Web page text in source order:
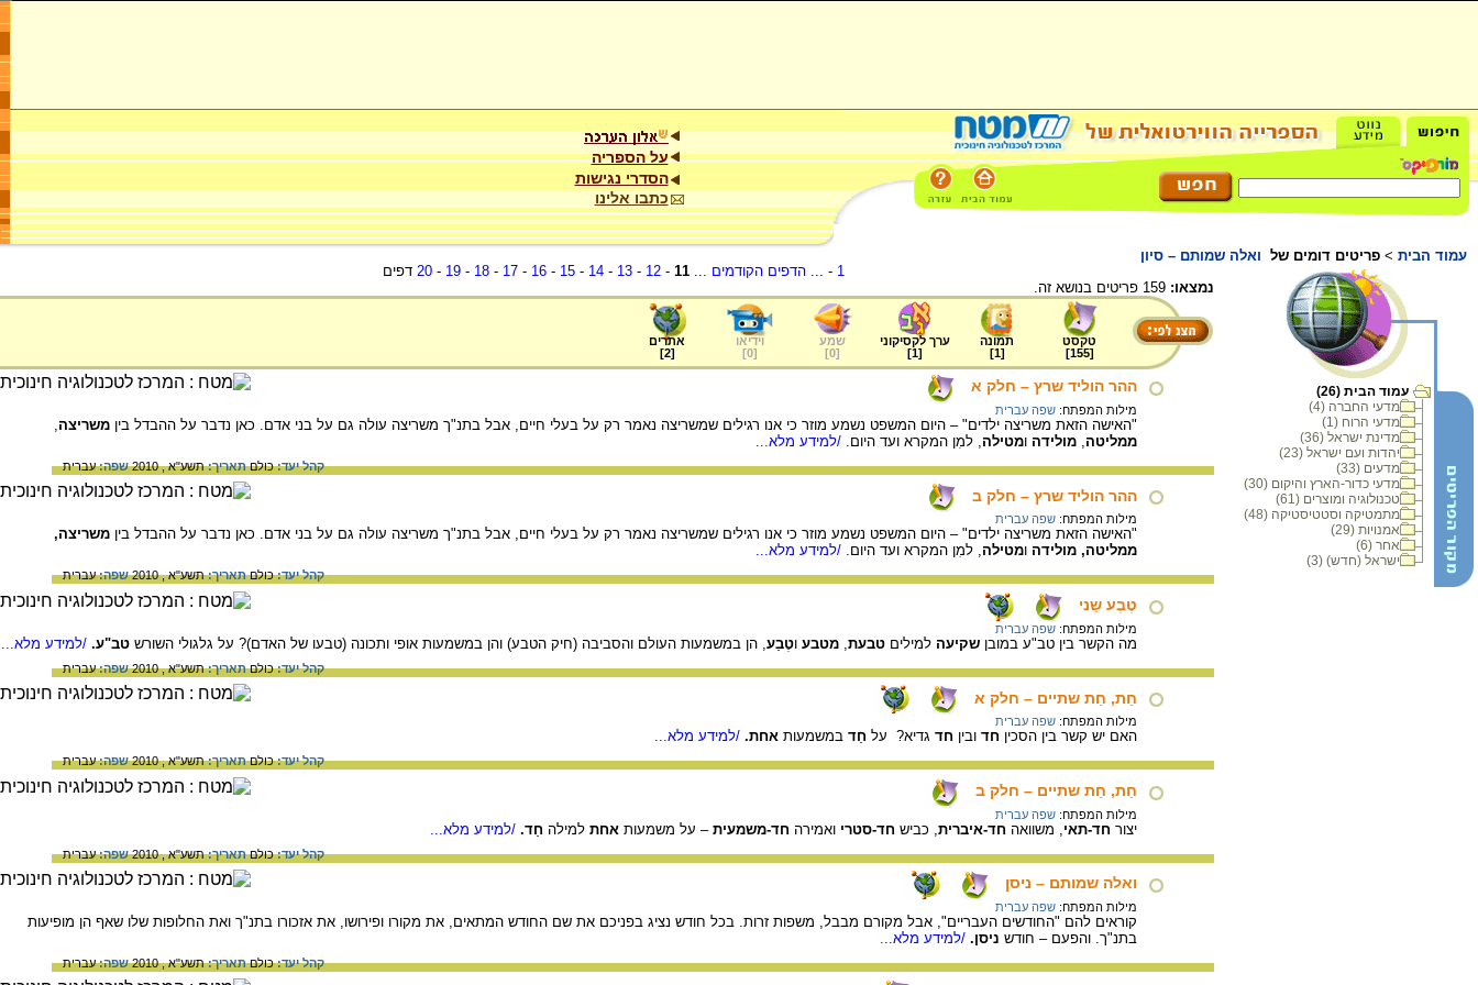
על הספריה
הסדרי נגישות
כתבו אלינו
עמוד הבית > פריטים דומים של ואלה שמותם – סיון
עמוד הבית (26)
מדעי החברה (4)
מדעי הרוח (1)
מדינת ישראל (36)
יהדות ועם ישראל (23)
מדעים (33)
מדעי כדור-הארץ והיקום (30)
טכנולוגיה ומוצרים (61)
מתמטיקה וסטטיסטיקה (48)
אמנויות (29)
אחר (6)
ישראל (חדש) (3)
1
- ... הדפים הקודמים ...
11
-
12
-
13
-
14
-
15
-
16
-
17
-
18
-
19
-
20 דפים
נמצאו:
טקסט
[
155
]
תמונה
[
1
]
ערך לקסיקוני
[
1
]
שמע
[
0
]
וידיאו
[
0
]
אתרים
[
2
]
ההר הוליד שרץ – חלק א
מילות המפתח: שפה עברית
"האישה הזאת משריצה ילדים" – היום המשפט נשמע מוזר כי אנו רגילים שמשריצה נאמר רק על בעלי חיים, אבל בתנ"ך משריצה עולה גם על בני אדם. כאן נדבר על ההבדל בין משריצה,
ממליטה, מולידה ומטילה, למִן המקרא ועד היום. /למידע מלא...
קהל יעד:כולםתאריך:תשע"א , 2010 שפה:עברית
ההר הוליד שרץ – חלק ב
מילות המפתח: שפה עברית
"האישה הזאת משריצה ילדים" – היום המשפט נשמע מוזר כי אנו רגילים שמשריצה נאמר רק על בעלי חיים, אבל בתנ"ך משריצה עולה גם על בני אדם. כאן נדבר על ההבדל בין משריצה,
ממליטה, מולידה ומטילה, למִן המקרא ועד היום. /למידע מלא...
קהל יעד:כולםתאריך:תשע"א , 2010 שפה:עברית
טֶבֶע שֵני
מילות המפתח: שפה עברית
מה הקשר בין טב"ע במובן שקיעה למילים טבעת מטבע וטֶבַע , הן במשמעות העולם והסביבה (חיק הטבע) והן במשמעות אופי ותכונה (טבעו של האדם)? על גלגולי השורש טב"ע. /למידע מלא...
קהל יעד:כולםתאריך:תשע"א , 2010 שפה:עברית
חַת, חַת שתיים – חלק א
מילות המפתח: שפה עברית
האם יש קשר בין הסכין חד ובין חד גדיא? על חַד במשמעות אחת. /למידע מלא...
קהל יעד:כולםתאריך:תשע"א , 2010 שפה:עברית
חַת, חַת שתיים – חלק ב
מילות המפתח: שפה עברית
יצור חד-תאי , משוואה חד-איברית , כביש חד-סטרי ואמירה חד-משמעית – על משמעות אחת למילה חַד. /למידע מלא...
קהל יעד:כולםתאריך:תשע"א , 2010 שפה:עברית
ואלה שמותם – ניסן
מילות המפתח: שפה עברית
קוראים להם "החודשים העבריים", אבל מקורם מבבל, משפות זרות. בכל חודש נציג בפניכם את שם החודש המתאים, את מקורו ופירושו, את אזכורו בתנ"ך ואת החלופות שלו שאף הן מופיעות
בתנ"ך. והפעם – חודש ניסן. /למידע מלא...
קהל יעד:כולםתאריך:תשע"א , 2010 שפה:עברית